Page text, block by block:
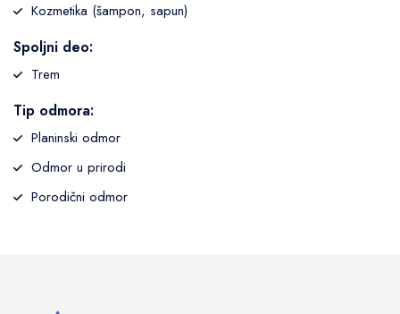
Kozmetika (šampon, sapun)
Spoljni deo:
Trem
Tip odmora:
Planinski odmor
Odmor u prirodi
Porodični odmor